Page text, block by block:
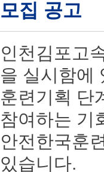
모집 공고
인천김포고
을 실시함에
훈련기획 단
참여하는 기
안전한국훈
있습니다.